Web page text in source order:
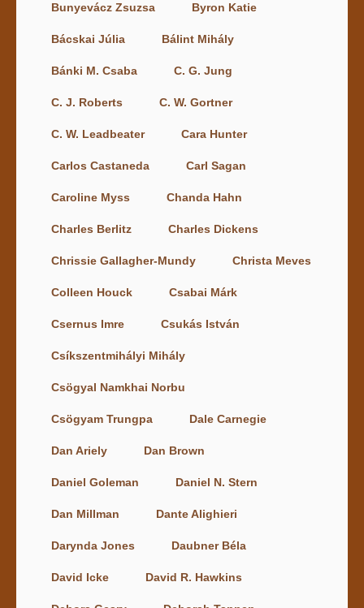
Bunyevácz Zsuzsa Byron Katie
Bácskai Júlia Bálint Mihály
Bánki M. Csaba C. G. Jung
C. J. Roberts C. W. Gortner
C. W. Leadbeater Cara Hunter
Carlos Castaneda Carl Sagan
Caroline Myss Chanda Hahn
Charles Berlitz Charles Dickens
Chrissie Gallagher-Mundy Christa Meves
Colleen Houck Csabai Márk
Csernus Imre Csukás István
Csíkszentmihályi Mihály
Csögyal Namkhai Norbu
Csögyam Trungpa Dale Carnegie
Dan Ariely Dan Brown
Daniel Goleman Daniel N. Stern
Dan Millman Dante Alighieri
Darynda Jones Daubner Béla
David Icke David R. Hawkins